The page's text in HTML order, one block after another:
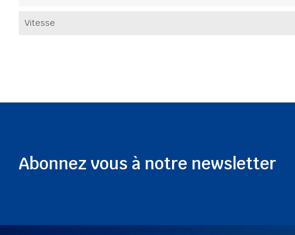
Vitesse
Abonnez vous à notre newsletter